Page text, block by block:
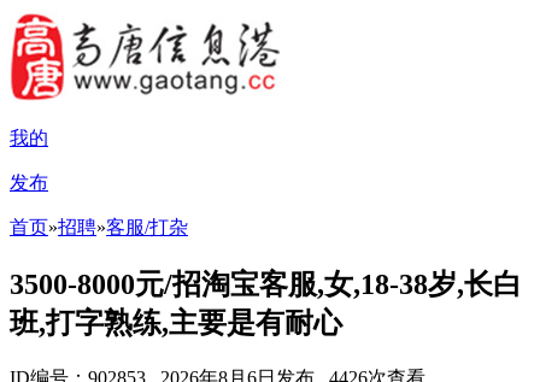
我的
发布
首页»招聘»客服/打杂
3500-8000元/招淘宝客服,女,18-38岁,长白
班,打字熟练,主要是有耐心
ID编号：902853 2026年8月6日发布 4426次查看